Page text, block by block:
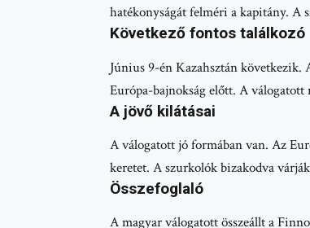
hatékonyságát felméri a kapitány. A
Következő fontos találkozó
Június 9-én Kazahsztán következik.
Európa-bajnokság előtt. A válogatott
A jövő kilátásai
A válogatott jó formában van. Az
keretet. A szurkolók bizakodva
Összefoglaló
A magyar válogatott összeállt a